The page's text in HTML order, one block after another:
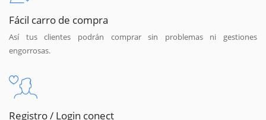
Fácil carro de compra
Así tus clientes podrán comprar sin problemas ni gestiones
engorrosas.
Registro / Login conect